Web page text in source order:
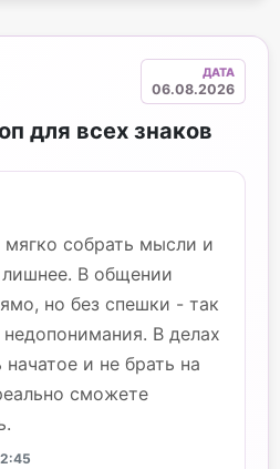
ДАТА
06.08.2026
для всех знаков
собрать мысли и
лишнее. В общении
но без спешки - так
В делах
и не брать на
сможете